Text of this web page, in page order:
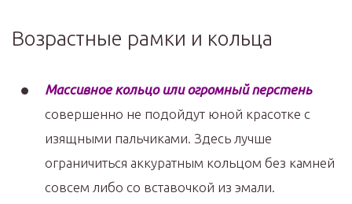
Возрастные рамки и кольца
Массивное кольцо или огромный перстень
совершенно не подойдут юной красотке с
изящными пальчиками. Здесь лучше
ограничиться аккуратным кольцом без камней
совсем либо со вставочкой из эмали.